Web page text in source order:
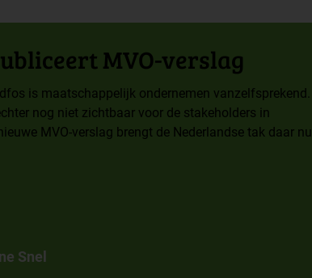
MVO-verslag
is maatschappelijk ondernemen vanzelfsprekend.
nog niet zichtbaar voor de stakeholders in
MVO-verslag brengt de Nederlandse tak daar nu
Snel